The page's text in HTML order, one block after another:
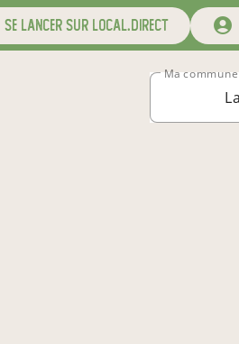
se lancer sur local.direct
Ma commune